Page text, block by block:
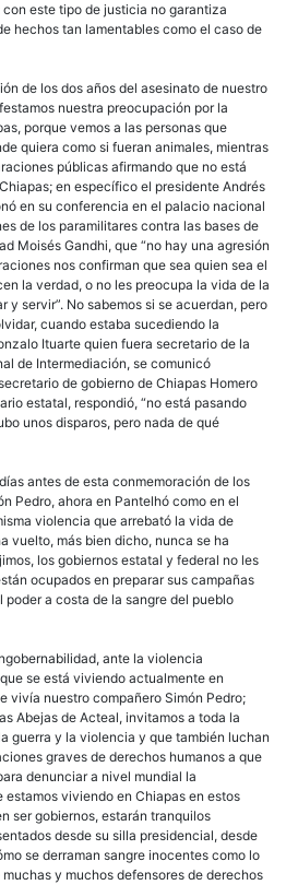
este tipo de justicia no garantiza
hechos tan lamentables como el caso de
de los dos años del asesinato de nuestro
nuestra preocupación por la
porque vemos a las personas que
quiera como si fueran animales, mientras
públicas afirmando que no está
en específico el presidente Andrés
en su conferencia en el palacio nacional
de los paramilitares contra las bases de
Moisés Gandhi, que “no hay una agresión
nos confirman que sea quien sea el
la verdad, o no les preocupa la vida de la
y servir”. No sabemos si se acuerdan, pero
cuando estaba sucediendo la
Ituarte quien fuera secretario de la
de Intermediación, se comunicó
de gobierno de Chiapas Homero
estatal, respondió, “no está pasando
unos disparos, pero nada de qué
antes de esta conmemoración de los
Pedro, ahora en Pantelhó como en el
violencia que arrebató la vida de
vuelto, más bien dicho, nunca se ha
los gobiernos estatal y federal no les
ocupados en preparar sus campañas
a costa de la sangre del pueblo
ante la violencia
se está viviendo actualmente en
vivía nuestro compañero Simón Pedro;
Abejas de Acteal, invitamos a toda la
guerra y la violencia y que también luchan
graves de derechos humanos a que
denunciar a nivel mundial la
viviendo en Chiapas en estos
ser gobiernos, estarán tranquilos
desde su silla presidencial, desde
se derraman sangre inocentes como lo
y muchos defensores de derechos